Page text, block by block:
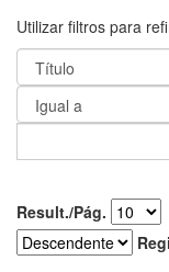
Utilizar filtros para
Result./Pág.